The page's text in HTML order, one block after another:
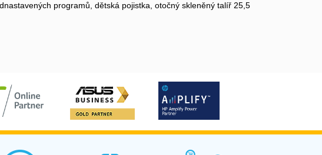
programů, dětská pojistka, otočný skleněný talíř 25,5